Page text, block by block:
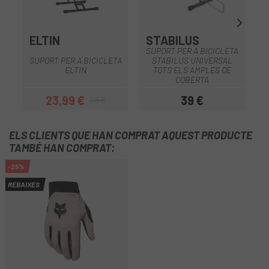
ELTIN
SUPORT PER A BICICLETA
ELTIN
Preu
23,99 €Preu regular
STABILUS
SUPORT PER A BICICLETA
STABILUS UNIVERSAL
TOTS ELS AMPLES DE
COBERTA
Preu
39 €
ELS CLIENTS QUE HAN COMPRAT AQUEST PRODUCTE
TAMBÉ HAN COMPRAT:
-25%
REBAIXES